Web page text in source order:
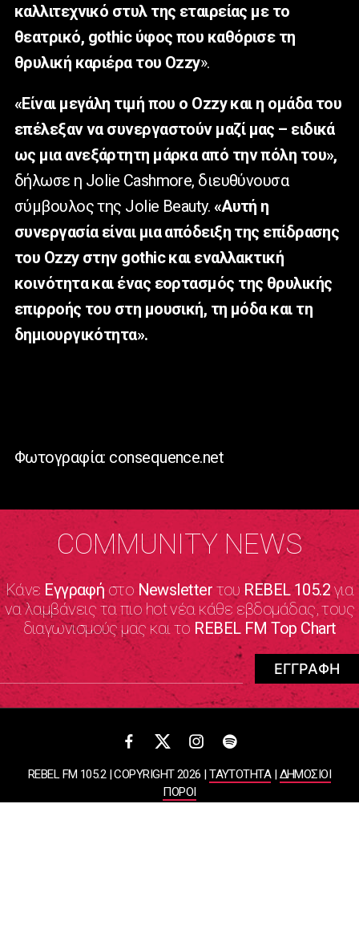
καλλιτεχνικό στυλ της εταιρείας με το
θεατρικό, gothicύφος που καθόρισε τη
θρυλική καριέρα του Ozzy».
«Είναι μεγάλη τιμή που ο Ozzy και η ομάδα του
επέλεξαν να συνεργαστούν μαζί μας – ειδικά
ως μια ανεξάρτητη μάρκα από την πόλη του»,
δήλωσε η Jolie Cashmore, διευθύνουσα
σύμβουλος της Jolie Beauty. «Αυτή η
συνεργασία είναι μια απόδειξη της επίδρασης
του Ozzy στην gothic και εναλλακτική
κοινότητα και ένας εορτασμός της θρυλικής
επιρροής του στη μουσική, τη μόδα και τη
δημιουργικότητα».
Φωτογραφία: consequence.net
COMMUNITY NEWS
Κάνε Εγγραφήστο NewsletterτουREBEL 105.2για
να λαμβάνεις τα πιο hot νέα κάθε εβδομάδας, τους
διαγωνισμούς μας και το REBEL FM Top Chart
REBEL FM 105.2 | COPYRIGHT 2026 |ΤΑΥΤΟΤΗΤΑ|ΔΗΜΟΣΙΟΙ
ΠΟΡΟΙ